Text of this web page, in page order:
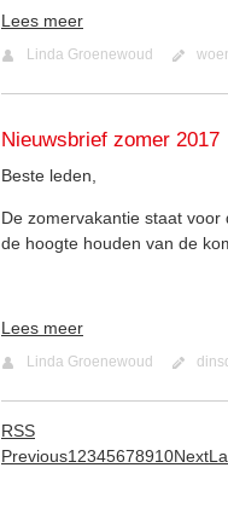
Lees meer
Linda Groenewoud
Nieuwsbrief zomer 2017
Beste leden,
De zomervakantie staat
de hoogte houden van de
Lees meer
Linda Groenewoud
RSS
Previous1 2345678910Next